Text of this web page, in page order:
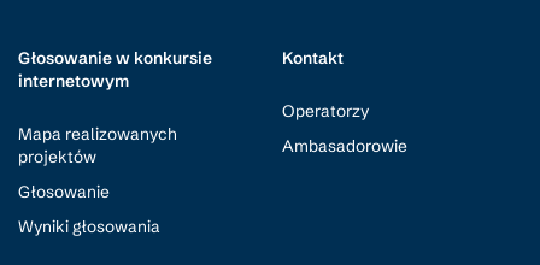
Głosowanie w konkursie
internetowym
Mapa realizowanych
projektów
Głosowanie
Wyniki głosowania
Kontakt
Operatorzy
Ambasadorowie